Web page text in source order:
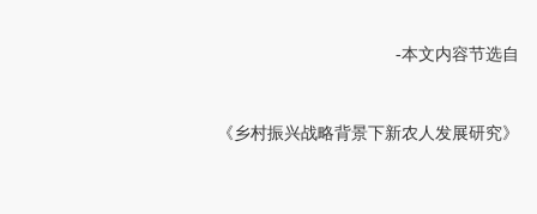
-本文内容节选自
《乡村振兴战略背景下新农人发展研究》